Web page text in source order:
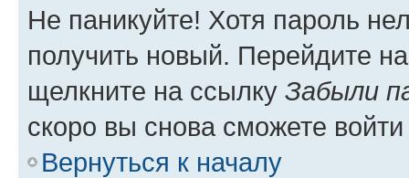
Не паникуйте! Хотя пароль
получить новый. Перейдите
щелкните на ссылку Забыли
скоро вы снова сможете
Вернуться к началу